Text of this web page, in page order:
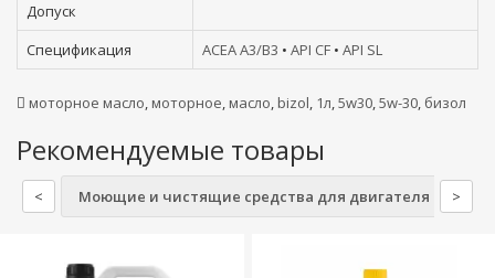
Допуск
Спецификация
ACEA A3/B3 • API CF • API SL
моторное масло, моторное, масло, bizol, 1л,5w30,5w-30, бизол
Рекомендуемые товары
< Моющие и чистящие средства для двигателя >